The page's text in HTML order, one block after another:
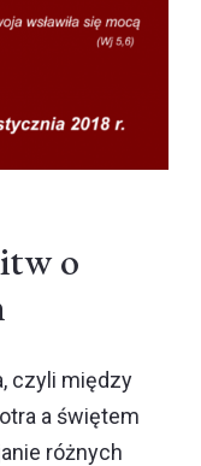
o
czyli między
a świętem
różnych